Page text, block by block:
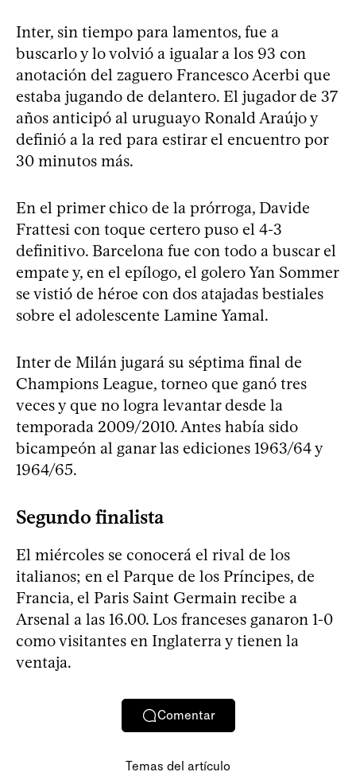
Inter, sin tiempo para lamentos, fue a
buscarlo y lo volvió a igualar a los 93 con
anotación del zaguero Francesco Acerbi que
estaba jugando de delantero. El jugador de 37
años anticipó al uruguayo Ronald Araújo y
definió a la red para estirar el encuentro por
30 minutos más.
En el primer chico de la prórroga, Davide
Frattesi con toque certero puso el 4-3
definitivo. Barcelona fue con todo a buscar el
empate y, en el epílogo, el golero Yan Sommer
se vistió de héroe con dos atajadas bestiales
sobre el adolescente Lamine Yamal.
Inter de Milán jugará su séptima final de
Champions League, torneo que ganó tres
veces y que no logra levantar desde la
temporada 2009/2010. Antes había sido
bicampeón al ganar las ediciones 1963/64 y
1964/65.
Segundo finalista
El miércoles se conocerá el rival de los
italianos; en el Parque de los Príncipes, de
Francia, el Paris Saint Germain recibe a
Arsenal a las 16.00. Los franceses ganaron 1-0
como visitantes en Inglaterra y tienen la
ventaja.
Comentar
Temas del artículo